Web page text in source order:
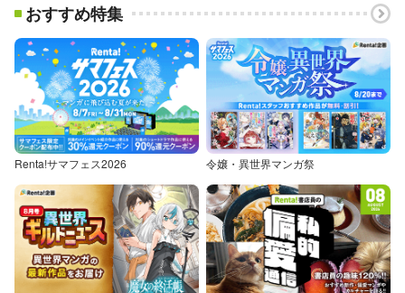
おすすめ特集
Renta!サマフェス2026 令嬢・異世界マンガ祭